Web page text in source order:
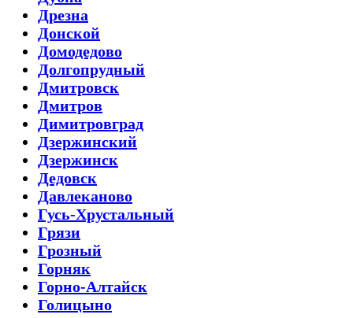
Дрезна
Донской
Домодедово
Долгопрудный
Дмитровск
Дмитров
Димитровград
Дзержинский
Дзержинск
Дедовск
Давлеканово
Гусь-Хрустальный
Грязи
Грозный
Горняк
Горно-Алтайск
Голицыно